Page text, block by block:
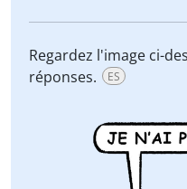
Regardez l'image ci-
réponses.
ES